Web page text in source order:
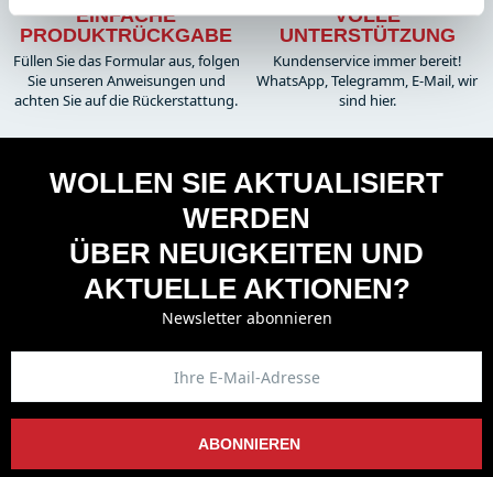
EINFACHE
PRODUKTRÜCKGABE
Füllen Sie das Formular aus, folgen
Sie unseren Anweisungen und
achten Sie auf die Rückerstattung.
VOLLE
UNTERSTÜTZUNG
Kundenservice immer bereit!
WhatsApp, Telegramm, E-Mail, wir
sind hier.
WOLLEN SIE AKTUALISIERT
WERDEN
ÜBER NEUIGKEITEN UND
AKTUELLE AKTIONEN?
Newsletter abonnieren
ABONNIEREN